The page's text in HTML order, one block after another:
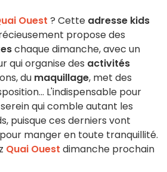
Ouest ? Cette adresse kids
propose des
chaque dimanche, avec un
qui organise des activités
du maquillage, met des
L'indispensable pour
qui comble autant les
puisque ces derniers vont
manger en toute tranquillité.
Quai Ouest dimanche prochain